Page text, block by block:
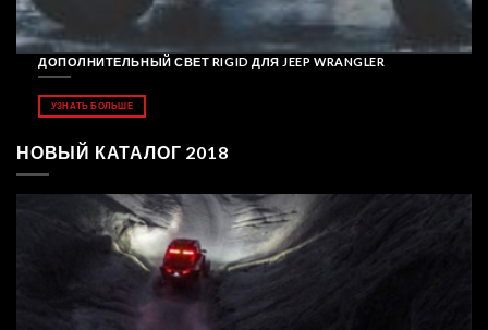
ДОПОЛНИТЕЛЬНЫЙ СВЕТ RIGID ДЛЯ JEEP WRANGLER
УЗНАТЬ БОЛЬШЕ
НОВЫЙ КАТАЛОГ 2018